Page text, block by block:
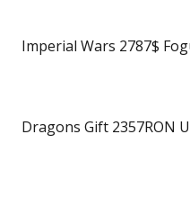
Imperial Wars 2787$
Dragons Gift 2357RON